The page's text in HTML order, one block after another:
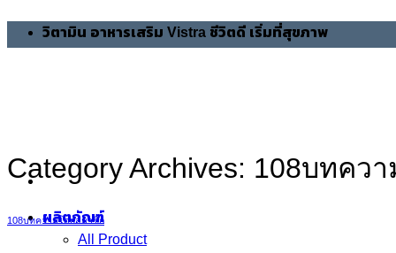
วิตามิน อาหารเสริม Vistra ชีวิตดี เริ่มที่สุขภาพ
ผลิตภัณฑ์
All Product
Category Archives: 108บทคว
108บทความโดยสมาชิก